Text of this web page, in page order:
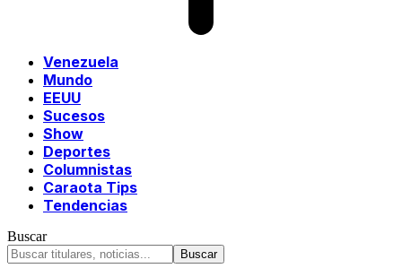
Venezuela
Mundo
EEUU
Sucesos
Show
Deportes
Columnistas
Caraota Tips
Tendencias
Buscar